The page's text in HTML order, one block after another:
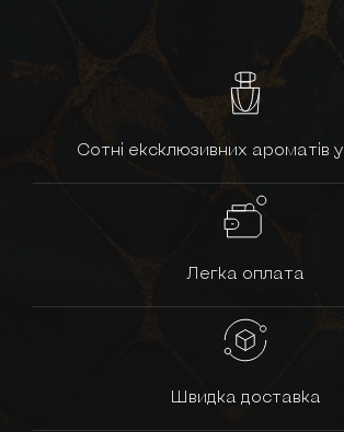
Сотні ексклюзивних ароматів у
Легка оплата
Швидка доставка